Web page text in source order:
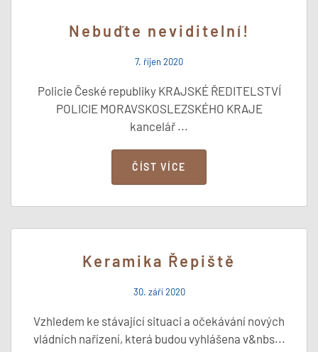
Nebuďte neviditelní!
7. říjen 2020
Policie České republiky KRAJSKÉ ŘEDITELSTVÍ
POLICIE MORAVSKOSLEZSKÉHO KRAJE
kancelář ...
ČÍST VÍCE
Keramika Řepiště
30. září 2020
Vzhledem ke stávající situaci a očekávání nových
vládních nařízení, která budou vyhlášena v&nbs...